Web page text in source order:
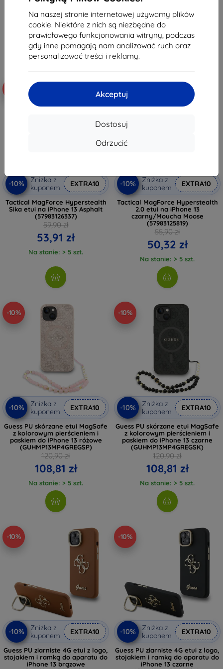
Na naszej stronie internetowej używamy plików
cookie. Niektóre z nich są niezbędne do
prawidłowego funkcjonowania witryny, podczas
gdy inne pomagają nam analizować ruch oraz
personalizować treści i reklamy.
Akceptuj
Dostosuj
Odrzucić
53,91 zł
Na stanie: > 5 szt.
Na stanie: > 5 szt.
-10%
Zniżka z
kuponem
EXTRA10
Tactical MagForce Hyperstealth
Sika etui na iPhone 13 Asphalt
(57983126337)
59,90 zł
53,91 zł
Na stanie: > 5 szt.
-10%
Zniżka z
kuponem
EXTRA10
Tactical MagForce Hyperstealth
2.0 etui na iPhone 13
czarny/Moucha Moose
(57983125819)
55,90 zł
50,32 zł
Na stanie: > 5 szt.
-10%
-10%
Zniżka z
kuponem
EXTRA10
Guess PU skórzane etui MagSafe
z kolorowym pierścieniem i
paskiem do iPhone 13 różowe
(GUHMP13MP4GREGSP)
120,90 zł
108,81 zł
Na stanie: > 5 szt.
-10%
-10%
Zniżka z
kuponem
EXTRA10
Guess PU skórzane etui MagSafe
z kolorowym pierścieniem i
paskiem do iPhone 13 czarne
(GUHMP13MP4GREGSK)
120,90 zł
108,81 zł
Na stanie: > 5 szt.
-10%
-10%
Zniżka z
kuponem
EXTRA10
Guess PU ziarniste 4G etui z logo,
stojakiem i ramką do aparatu do
iPhone 13 brązowe
-10%
-10%
Zniżka z
kuponem
EXTRA10
Guess PU ziarniste 4G etui z logo,
stojakiem i ramką do aparatu do
iPhone 13 czarne